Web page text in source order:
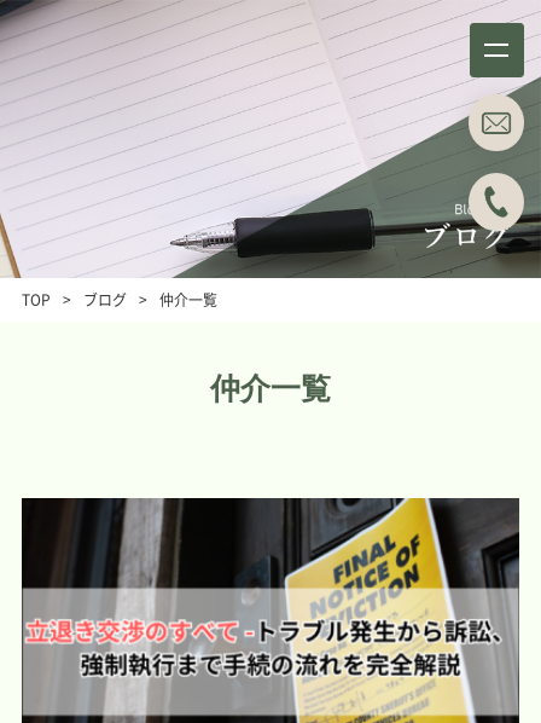
事務所概要
About
ブログ
Contact
業務分野
Business field
主な料金表
Access
TOP > ブログ > 仲介一覧
仲介一覧